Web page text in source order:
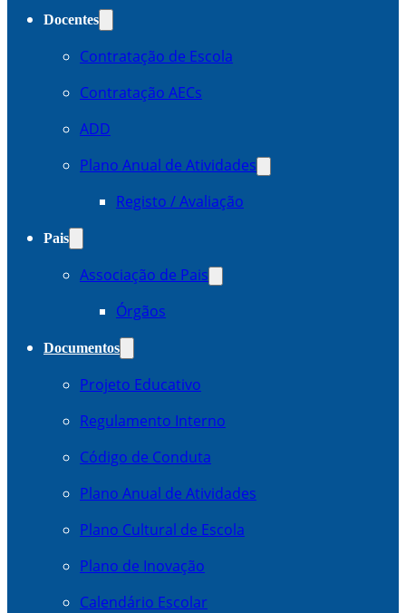
Docentes
Contratação de Escola
Contratação AECs
ADD
Plano Anual de Atividades
Registo / Avaliação
Pais
Associação de Pais
Órgãos
Documentos
Projeto Educativo
Regulamento Interno
Código de Conduta
Plano Anual de Atividades
Plano Cultural de Escola
Plano de Inovação
Calendário Escolar